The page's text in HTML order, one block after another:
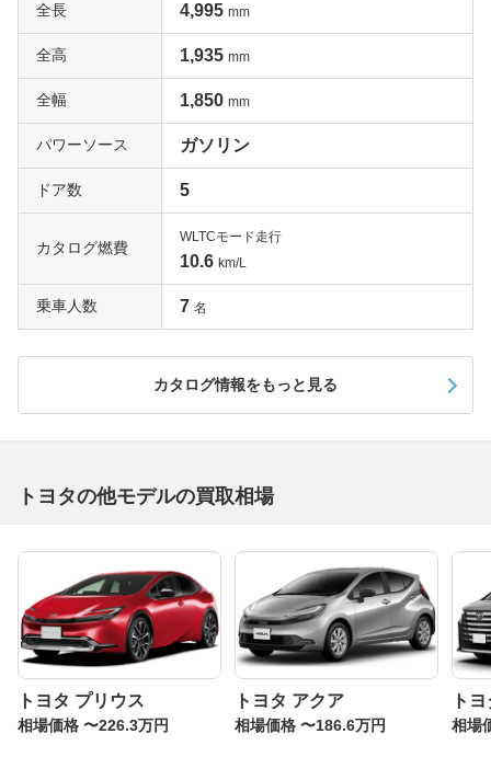
をキーワードとするだけに内外装の質感は大幅にレベルア
ップしており、とくにインテリアはLクラスミニバンにふ
さわしい優雅さを印象づけている。ボディは全長、全幅を
拡大し、ホイールベースを50mm延長。7人乗りにはエグ
ゼクティブパワーシートとリラックスキャプテンシートの
2種類を設定するなど、豪華さや居心地のよさを印象づけ
る仕上がりだ。2011年11月にはTHSⅡを採用したハイブリ
8モード）の経済性もアピールポイントだ。
3代目アルファードは鎧のようなフロントグリルが特徴
3代目は2015年1月にフルモデルチェンジ。センチュリー
に位置づけられるモデルとなった。
20mmワイドになったことで安定感のあるルックスだ。パ
搭載の2.5リッター直4（182馬力/24.0kgm）のガソリン車
と、2.5リッターの2AR-FXE型に置き換えられたハイブリ
ッドをラインアップする。
サスペンションは低床化と走行性能の向上を図るために先
代までのトーションビームからダブルウィッシュボーンに
変更。遮音材や制振材を効果的にレイアウトすることで一
全長 4,995 mm
全高 1,935 mm
全幅 1,850 mm
パワーソース ガソリン
ドア数 5
カタログ燃費
WLTCモード走行
10.6 km/L
乗車人数 7 名
カタログ情報をもっと見る
トヨタの他モデルの買取相場
トヨタ プリウス
相場価格 〜226.3万円
トヨタ アクア
相場価格 〜186.6万円
ト
相場